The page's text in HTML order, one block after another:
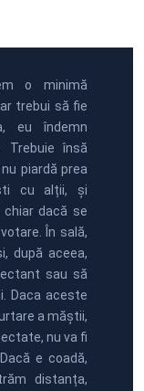
o minimă
trebui să fie
eu îndemn
Trebuie însă
piardă prea
cu alții, și
dacă se
În sală,
după aceea,
sau să
Daca aceste
a măștii,
nu va fi
e coadă,
distanța,